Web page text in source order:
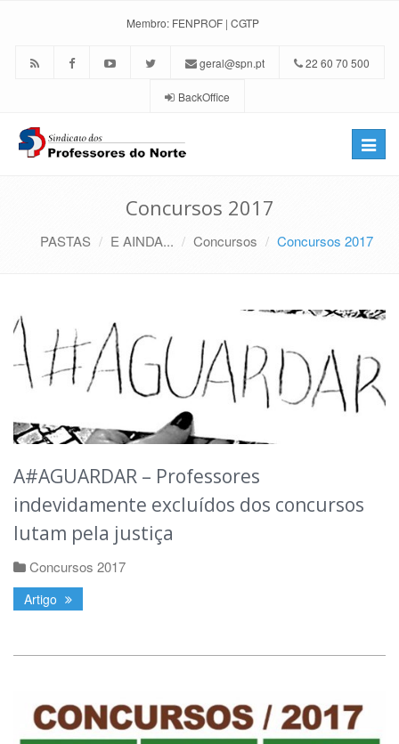
Membro: FENPROF | CGTP
geral@spn.pt 22 60 70 500
BackOffice
Toggle
Concursos 2017
PASTAS E AINDA... Concursos Concursos 2017
A#AGUARDAR – Professores
indevidamente excluídos dos concursos
lutam pela justiça
Concursos 2017
Artigo